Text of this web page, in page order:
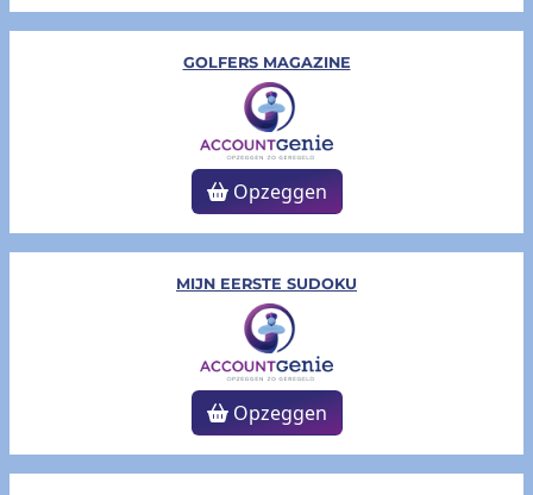
GOLFERS MAGAZINE
Opzeggen
MIJN EERSTE SUDOKU
Opzeggen